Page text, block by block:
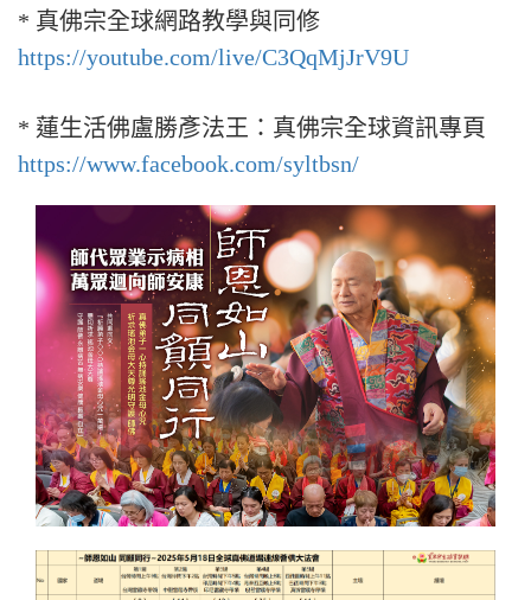
* 真佛宗全球網路教學與同修
https://youtube.com/live/C3QqMjJrV9U
* 蓮生活佛盧勝彥法王：真佛宗全球資訊專頁
https://www.facebook.com/syltbsn/